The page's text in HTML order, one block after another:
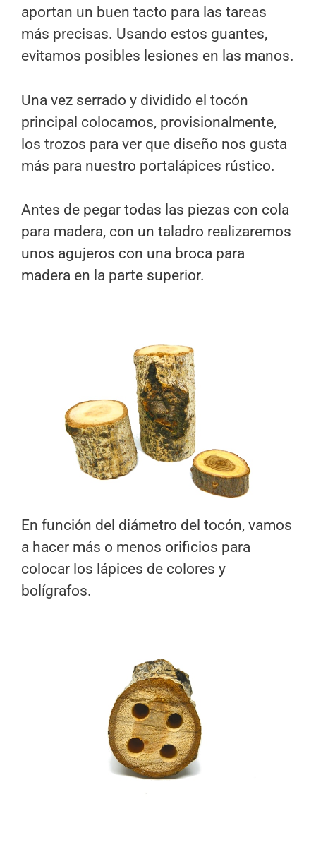
aportan un buen tacto para las tareas
más precisas. Usando estos guantes,
evitamos posibles lesiones en las manos.
Una vez serrado y dividido el tocón
principal colocamos, provisionalmente,
los trozos para ver que diseño nos gusta
más para nuestro portalápices rústico.
Antes de pegar todas las piezas con cola
para madera, con un taladro realizaremos
unos agujeros con una broca para
madera en la parte superior.
En función del diámetro del tocón, vamos
a hacer más o menos orificios para
colocar los lápices de colores y
bolígrafos.